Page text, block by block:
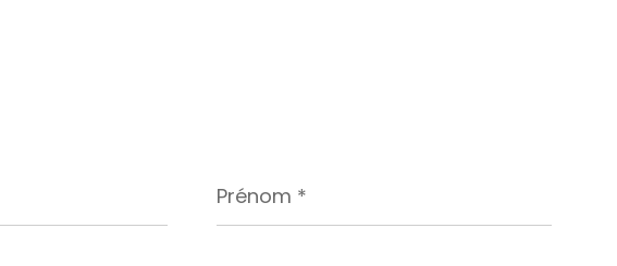
*